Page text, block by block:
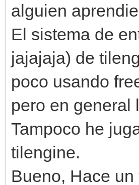
alguien
El sistema de
jajajaja) de
poco usando
pero en general
Tampoco he
tilengine.
Bueno, Hace